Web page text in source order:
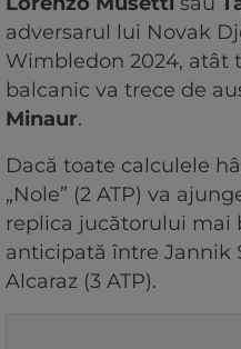
adversarul lui Novak
Wimbledon 2024, atât
balcanic va trece de
Minaur.
Dacă toate calculele
„Nole” (2 ATP) va
replica jucătorului mai
anticipată între Jannik
Alcaraz (3 ATP).